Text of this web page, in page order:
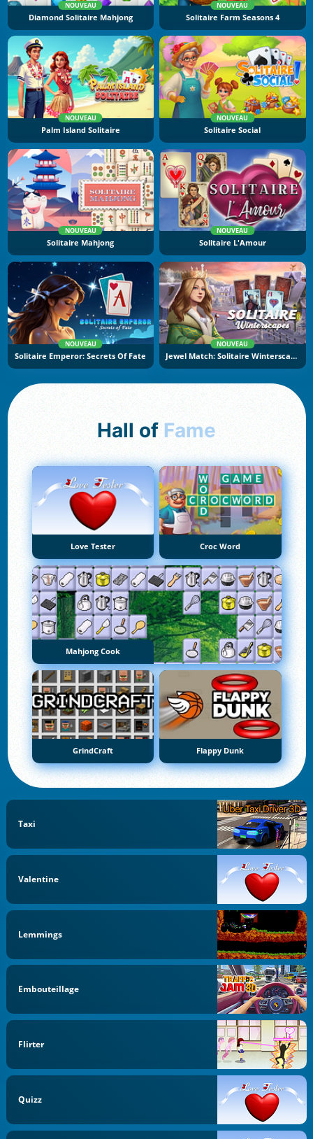
NOUVEAU
Diamond Solitaire Mahjong
NOUVEAU
Solitaire Farm Seasons 4
NOUVEAU
Palm Island Solitaire
NOUVEAU
Solitaire Social
NOUVEAU
Solitaire Mahjong
NOUVEAU
Solitaire L'Amour
NOUVEAU
Solitaire Emperor: Secrets Of Fate
NOUVEAU
Jewel Match: Solitaire Winterscapes
Hall of Fame
Love Tester Croc Word
Mahjong Cook
GrindCraft Flappy Dunk
Taxi
Valentine
Lemmings
Embouteillage
Flirter
Quizz